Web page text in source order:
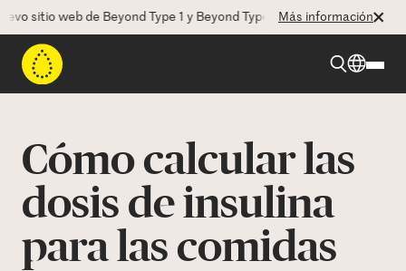
web de Beyond Type 1 y Beyond Type 2! La CEO Deborah Dugan
Más información
Recursos
Cómo calcular las
dosis de insulina
para las comidas